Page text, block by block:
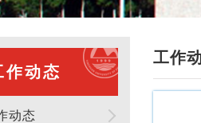
作动态
动态
工作